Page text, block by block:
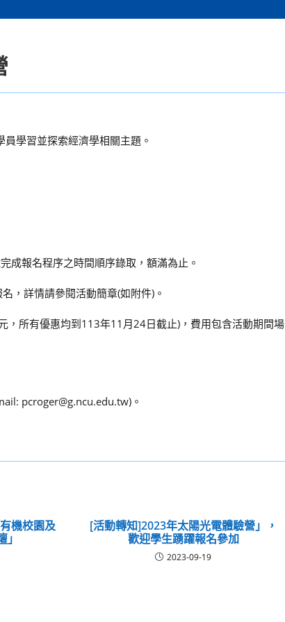
學習並探索經濟學相關主題。
成報名程序之時間順序錄取，額滿為止。
，詳情請參閱活動簡章(如附件)。
所有優惠均到113年11月24日截止)，費用包含活動期間場
pcroger@g.ncu.edu.tw)。
機校園及
[活動轉知]2023年太陽光電體驗營」，
歡迎學生踴躍報名參加
2023-09-19